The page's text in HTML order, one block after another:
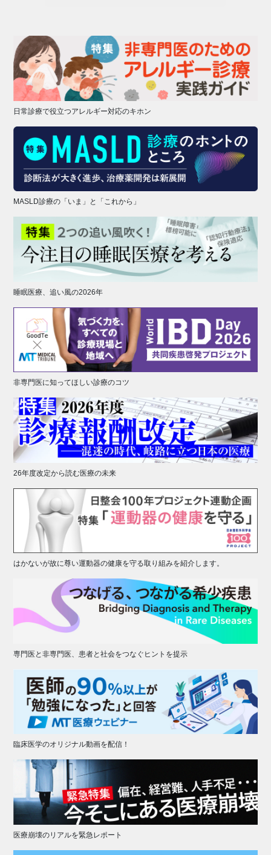
日常診療で役立つアレルギー対応のキホン
MASLD診療の「いま」と「これから」
睡眠医療、追い風の2026年
非専門医に知ってほしい診療のコツ
26年度改定から読む医療の未来
はかないが故に尊い運動器の健康を守る取り組みを紹介します。
専門医と非専門医、患者と社会をつなぐヒントを提示
臨床医学のオリジナル動画を配信！
医療崩壊のリアルを緊急レポート